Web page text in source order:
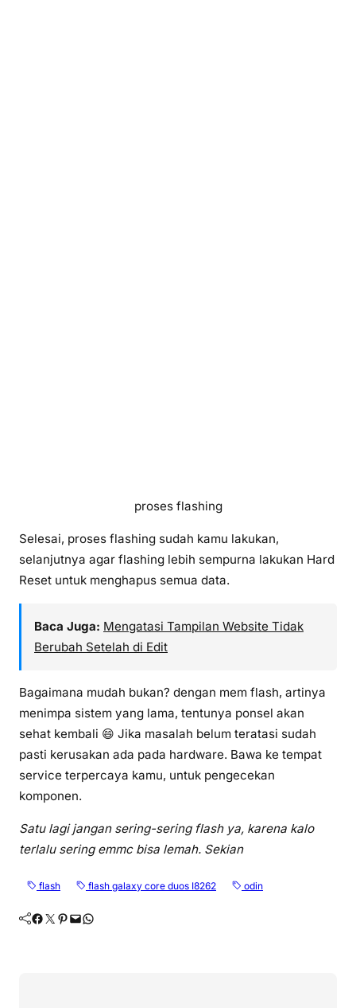
proses flashing
Selesai, proses flashing sudah kamu lakukan,
selanjutnya agar flashing lebih sempurna lakukan Hard
Reset untuk menghapus semua data.
Baca Juga: Mengatasi Tampilan Website Tidak
Berubah Setelah di Edit
Bagaimana mudah bukan? dengan mem flash, artinya
menimpa sistem yang lama, tentunya ponsel akan
sehat kembali 😄 Jika masalah belum teratasi sudah
pasti kerusakan ada pada hardware. Bawa ke tempat
service terpercaya kamu, untuk pengecekan
komponen.
Satu lagi jangan sering-sering flash ya, karena kalo
terlalu sering emmc bisa lemah. Sekian
flash flash galaxy core duos I8262 odin
Facebook Twitter Pinterest Mail WhatsApp